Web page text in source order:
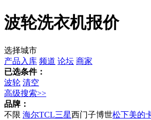
波轮洗衣机报价
选择城市
产品入库 频道 论坛 商家
已选条件：
波轮 清空
高级搜索>>
品牌：
不限 海尔TCL三星西门子博世松下美的